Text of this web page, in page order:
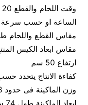
الساعة او حسب سرعة
مقاس القطع واللحام طول 45 × عرض
ارتفاع 50 سم
كفاءة الانتاج يتحدد
وزن الماكينة فى حدود 18 كجم
ابعاد الماكينة طول 74 سم × عرض 60 سم × ارتفاع 37 سم